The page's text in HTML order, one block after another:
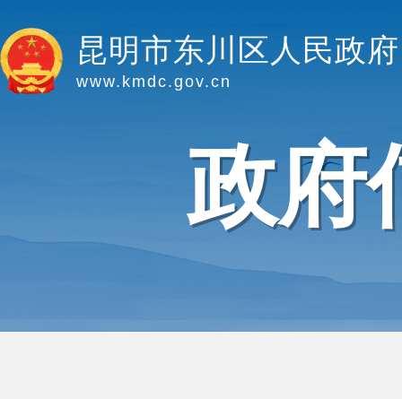
昆明市东川区人民政府
www.kmdc.gov.cn
政府